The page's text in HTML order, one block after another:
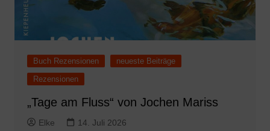
Buch Rezensionen
neueste Beiträge
Rezensionen
„Tage am Fluss“ von Jochen Mariss
Elke 14. Juli 2026